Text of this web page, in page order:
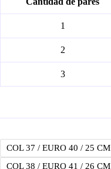
1
2
3
COL 37 / EURO 40 / 25 CM
COL 38 / EURO 41 / 26 CM